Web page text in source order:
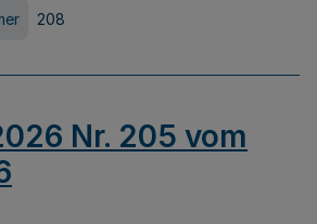
208
Nr. 205 vom